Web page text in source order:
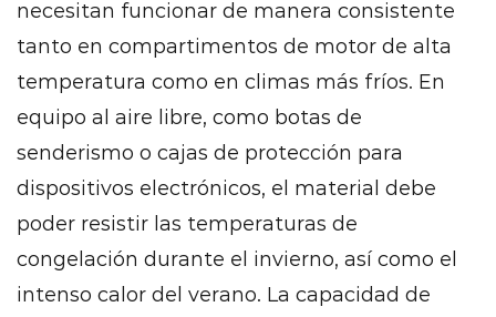
necesitan funcionar de manera consistente
tanto en compartimentos de motor de alta
temperatura como en climas más fríos. En
equipo al aire libre, como botas de
senderismo o cajas de protección para
dispositivos electrónicos, el material debe
poder resistir las temperaturas de
congelación durante el invierno, así como el
intenso calor del verano. La capacidad de